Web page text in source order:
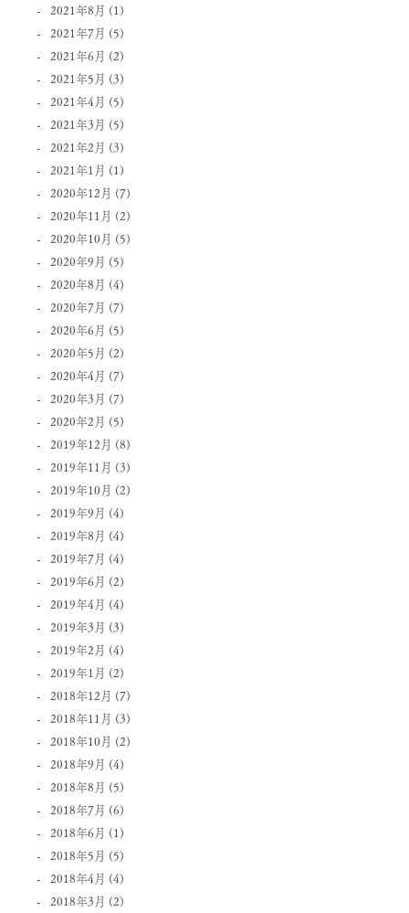
2021年8月 (1)
2021年7月 (5)
2021年6月 (2)
2021年5月 (3)
2021年4月 (5)
2021年3月 (5)
2021年2月 (3)
2021年1月 (1)
2020年12月 (7)
2020年11月 (2)
2020年10月 (5)
2020年9月 (5)
2020年8月 (4)
2020年7月 (7)
2020年6月 (5)
2020年5月 (2)
2020年4月 (7)
2020年3月 (7)
2020年2月 (5)
2019年12月 (8)
2019年11月 (3)
2019年10月 (2)
2019年9月 (4)
2019年8月 (4)
2019年7月 (4)
2019年6月 (2)
2019年4月 (4)
2019年3月 (3)
2019年2月 (4)
2019年1月 (2)
2018年12月 (7)
2018年11月 (3)
2018年10月 (2)
2018年9月 (4)
2018年8月 (5)
2018年7月 (6)
2018年6月 (1)
2018年5月 (5)
2018年4月 (4)
2018年3月 (2)